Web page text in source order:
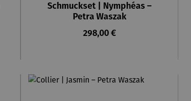
Schmuckset | Nymphéas –
Petra Waszak
Regulärer Preis:
298,00 €